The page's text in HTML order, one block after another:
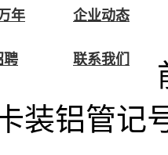
年 企业动态
聘 联系我们
装铝管记